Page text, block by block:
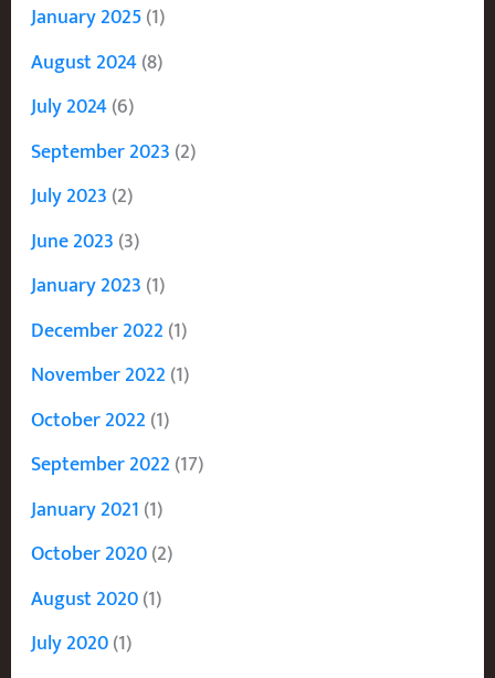
January 2025(1)
August 2024(8)
July 2024(6)
September 2023 (2)
July 2023 (2)
June 2023 (3)
January 2023 (1)
December 2022 (1)
November 2022 (1)
October 2022 (1)
September 2022 (17)
January 2021 (1)
October 2020(2)
August 2020(1)
July 2020(1)